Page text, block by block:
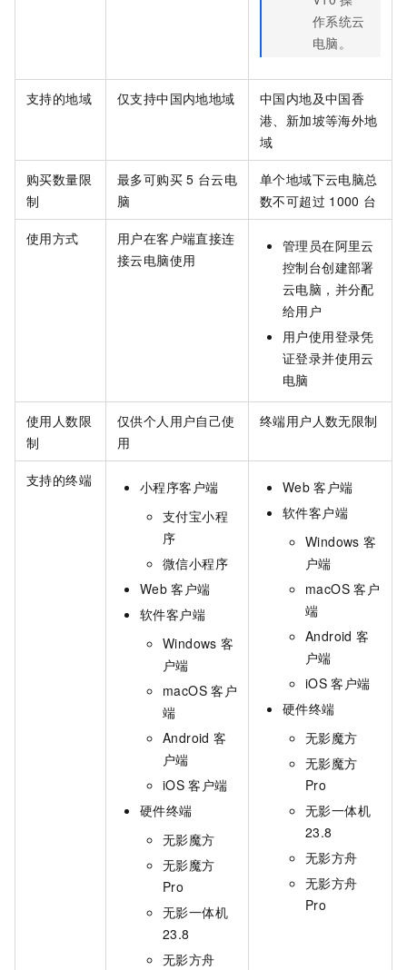
作系统云
电脑。
支持的地域 仅支持中国内地地域
中国内地及中国香
港、新加坡等海外地
域
购买数量限
制
最多可购买 5 台云电
脑
单个地域下云电脑总
数不可超过 1000 台
使用方式
用户在客户端直接连
接云电脑使用
管理员在阿里云
控制台创建部署
云电脑，并分配
给用户
用户使用登录凭
证登录并使用云
电脑
使用人数限
制
仅供个人用户自己使
用
终端用户人数无限制
支持的终端
小程序客户端
支付宝小程
序
微信小程序
Web 客户端
软件客户端
Windows 客
户端
macOS 客户
端
Android 客
户端
iOS 客户端
硬件终端
无影魔方
无影魔方
Pro
无影一体机
23.8
无影方舟
Web 客户端
软件客户端
Windows 客
户端
macOS 客户
端
Android 客
户端
iOS 客户端
硬件终端
无影魔方
无影魔方
Pro
无影一体机
23.8
无影方舟
无影方舟
Pro